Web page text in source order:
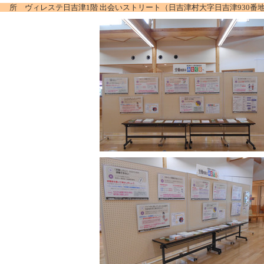
ヴィレステ日吉津1階 出会いストリート（日吉津村大字日吉津930番